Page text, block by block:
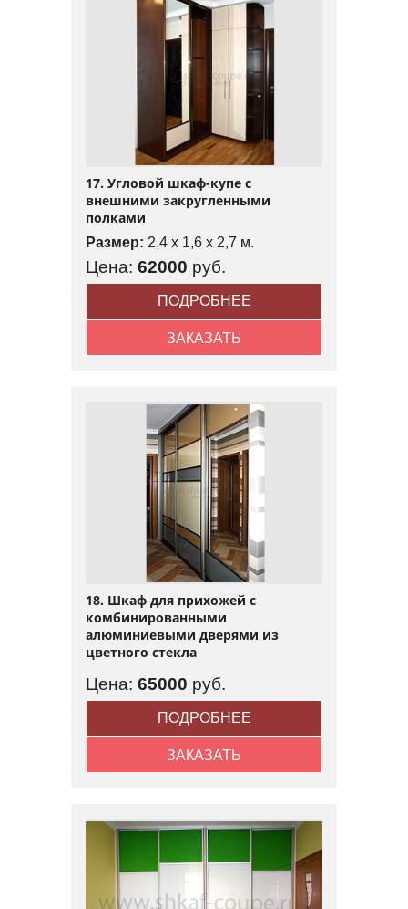
17. Угловой шкаф-купе с
внешними закругленными
полками
Размер: 2,4 x 1,6 x 2,7 м.
Цена: 62000 руб.
ПОДРОБНЕЕ
ЗАКАЗАТЬ
18. Шкаф для прихожей с
комбинированными
алюминиевыми дверями из
цветного стекла
Цена: 65000 руб.
ПОДРОБНЕЕ
ЗАКАЗАТЬ